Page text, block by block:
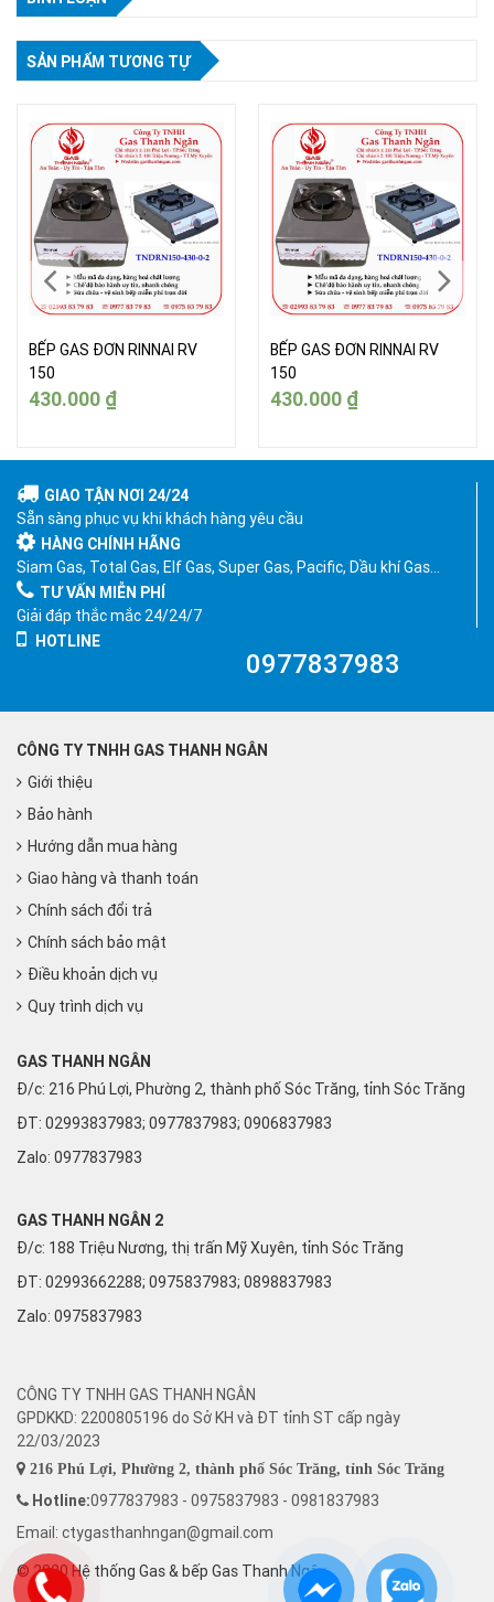
SẢN PHẨM TƯƠNG TỰ
BẾP GAS ĐƠN RINNAI RV
150
430.000 ₫
BẾP GAS ĐƠN RINNAI RV
150
430.000 ₫
GIAO TẬN NƠI 24/24
Sẵn sàng phục vụ khi khách hàng yêu cầu
HÀNG CHÍNH HÃNG
Siam Gas, Total Gas, Elf Gas, Super Gas, Pacific, Dầu khí Gas…
TƯ VẤN MIỄN PHÍ
Giải đáp thắc mắc 24/24/7
HOTLINE
0977837983
CÔNG TY TNHH GAS THANH NGÂN
Giới thiệu
Bảo hành
Hướng dẫn mua hàng
Giao hàng và thanh toán
Chính sách đổi trả
Chính sách bảo mật
Điều khoản dịch vụ
Quy trình dịch vụ
GAS THANH NGÂN
Đ/c: 216 Phú Lợi, Phường 2, thành phố Sóc Trăng, tỉnh Sóc Trăng
ĐT: 02993837983; 0977837983; 0906837983
Zalo: 0977837983
GAS THANH NGÂN 2
Đ/c: 188 Triệu Nương, thị trấn Mỹ Xuyên, tỉnh Sóc Trăng
ĐT: 02993662288; 0975837983; 0898837983
Zalo: 0975837983
CÔNG TY TNHH GAS THANH NGÂN
GPDKKD: 2200805196 do Sở KH và ĐT tỉnh ST cấp ngày
22/03/2023
216 Phú Lợi, Phường 2, thành phố Sóc Trăng, tỉnh Sóc Trăng
Hotline:0977837983 - 0975837983 - 0981837983
Email: ctygasthanhngan@gmail.com
© 2020 Hệ thống Gas & bếp Gas Thanh Ngân